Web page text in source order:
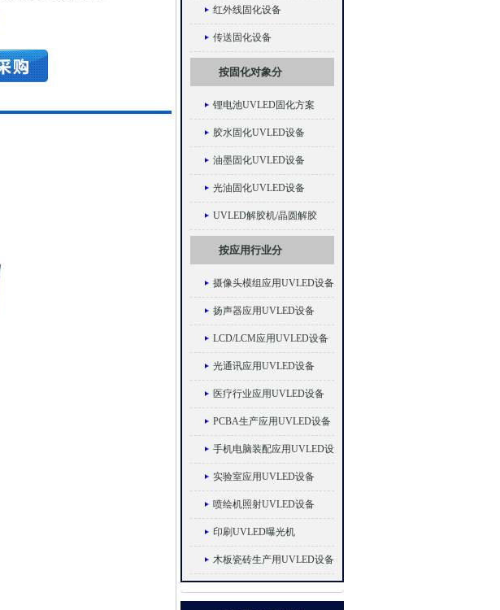
红外线固化设备
传送固化设备
按固化对象分
锂电池UVLED固化方案
胶水固化UVLED设备
油墨固化UVLED设备
光油固化UVLED设备
UVLED解胶机/晶圆解胶
按应用行业分
摄像头模组应用UVLED设备
扬声器应用UVLED设备
LCD/LCM应用UVLED设备
光通讯应用UVLED设备
医疗行业应用UVLED设备
PCBA生产应用UVLED设备
手机电脑装配应用UVLED设
备
实验室应用UVLED设备
喷绘机照射UVLED设备
印刷UVLED曝光机
木板瓷砖生产用UVLED设备